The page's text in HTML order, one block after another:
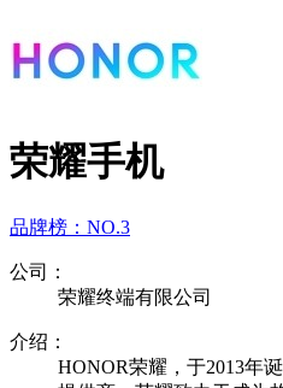
荣耀手机
品牌榜： NO.3
公司：
荣耀终端有限公司
介绍：
HONOR荣耀，于2013年